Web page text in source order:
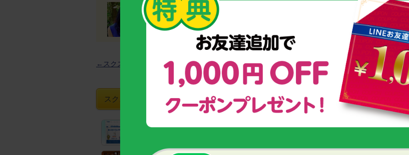
MR(医薬情報担当者)：編集部スタッフ：古谷祥子
←スクスクNews一覧へ
スクスクのっぽくんおすすめグッズ&コンテンツ
【お客様支持率No.1！】
スクスク育つための３つのポイント！